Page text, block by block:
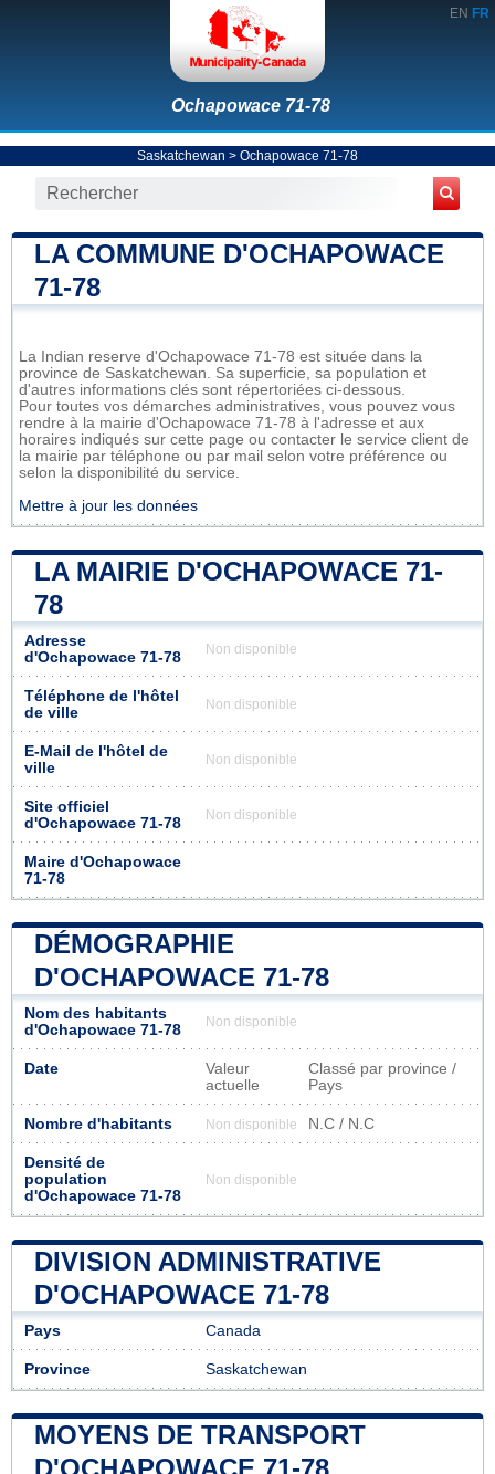
EN FR
Ochapowace 71-78
Saskatchewan > Ochapowace 71-78
LA COMMUNE D'OCHAPOWACE
71-78
La Indian reserve d'Ochapowace 71-78 est située dans la
province de Saskatchewan. Sa superficie, sa population et
d'autres informations clés sont répertoriées ci-dessous.
Pour toutes vos démarches administratives, vous pouvez vous
rendre à la mairie d'Ochapowace 71-78 à l'adresse et aux
horaires indiqués sur cette page ou contacter le service client de
la mairie par téléphone ou par mail selon votre préférence ou
selon la disponibilité du service.
Mettre à jour les données
LA MAIRIE D'OCHAPOWACE 71-
78
Adresse
d'Ochapowace 71-78
Non disponible
Téléphone de l'hôtel
de ville
Non disponible
E-Mail de l'hôtel de
ville
Non disponible
Site officiel
d'Ochapowace 71-78
Non disponible
Maire d'Ochapowace
71-78
DÉMOGRAPHIE
D'OCHAPOWACE 71-78
Nom des habitants
d'Ochapowace 71-78
Non disponible
Date
Valeur
actuelle
Classé par province /
Pays
Nombre d'habitants Non disponible N.C / N.C
Densité de
population
d'Ochapowace 71-78
Non disponible
DIVISION ADMINISTRATIVE
D'OCHAPOWACE 71-78
Pays Canada
Province Saskatchewan
MOYENS DE TRANSPORT
D'OCHAPOWACE 71-78